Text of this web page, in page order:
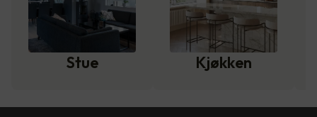
Stue Kjøkken